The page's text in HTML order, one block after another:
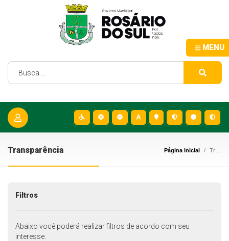
MENU
Transparência Página Inicial Transparência
Filtros
Abaixo você poderá realizar filtros de acordo com seu
interesse.